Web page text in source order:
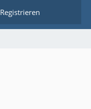
Registrieren